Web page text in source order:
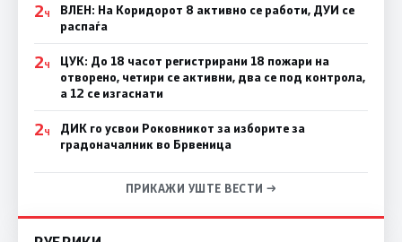
2Ч
ВЛЕН: На Коридорот 8 активно се работи, ДУИ се
распаѓа
2Ч
ЦУК: До 18 часот регистрирани 18 пожари на
отворено, четири се активни, два се под контрола,
а 12 се изгаснати
2Ч
ДИК го усвои Роковникот за изборите за
градоначалник во Брвеница
ПРИКАЖИ УШТЕ ВЕСТИ →